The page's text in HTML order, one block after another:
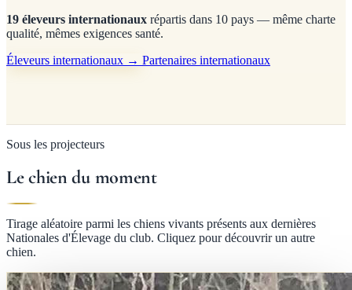
19 éleveurs internationaux répartis dans 10 pays — même charte
qualité, mêmes exigences santé.
Éleveurs internationaux → Partenaires internationaux
Sous les projecteurs
Le chien du moment
Tirage aléatoire parmi les chiens vivants présents aux dernières
Nationales d'Élevage du club. Cliquez pour découvrir un autre
chien.